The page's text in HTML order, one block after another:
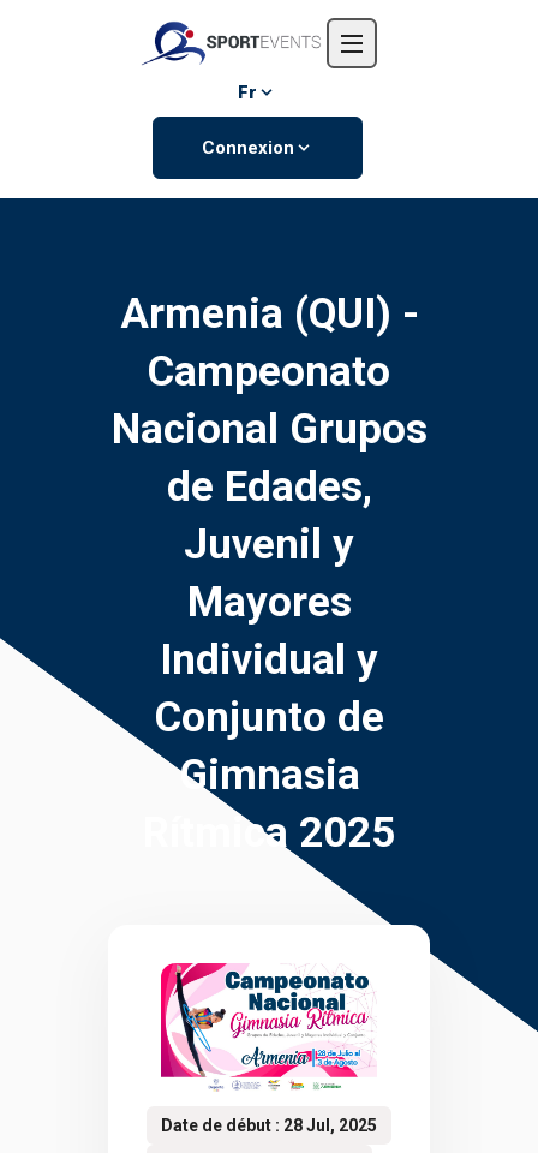
L'entreprise
Événements
Fr
Connexion
Armenia (QUI) -
Campeonato
Nacional Grupos
de Edades,
Juvenil y
Mayores
Individual y
Conjunto de
Gimnasia
Rítmica 2025
Date de début : 28 Jul, 2025